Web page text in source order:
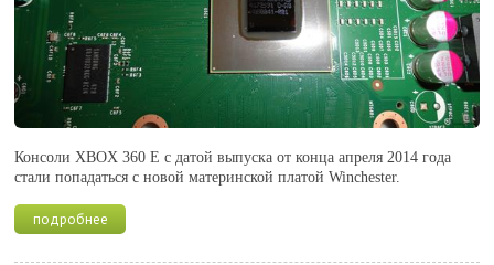
Консоли XBOX 360 E с датой выпуска от конца апреля 2014 года
стали попадаться с новой материнской платой Winchester.
подробнее